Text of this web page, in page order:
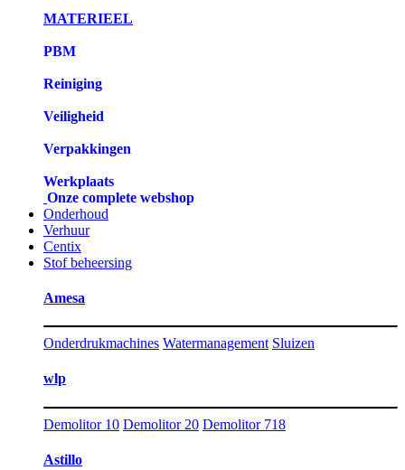
MATERIEEL
PBM
Reiniging
Veiligheid
Verpakkingen
Werkplaats
Onze complete webshop
Onderhoud
Verhuur
Centix
Stof beheersing
Amesa
Onderdrukmachines Watermanagement Sluizen
wlp
Demolitor 10 Demolitor 20 Demolitor 718
Astillo